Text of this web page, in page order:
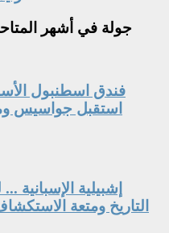
جولة في أشهر
فندق اسطنبول
استقبل جواسيس
إشبيلية الإسبانية
التاريخ ومتعة